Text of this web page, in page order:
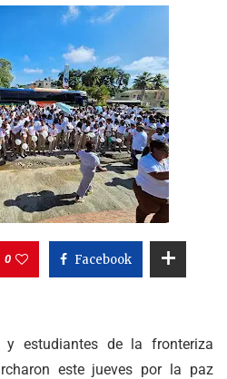
0 Facebook
y estudiantes de la fronteriza
este jueves por la paz